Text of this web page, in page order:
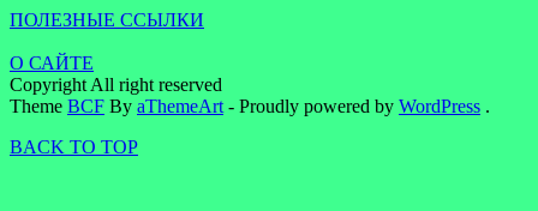
ПОЛЕЗНЫЕ ССЫЛКИ
О САЙТЕ
Copyright All right reserved
Theme BCF By aThemeArt - Proudly powered by WordPress .
BACK TO TOP